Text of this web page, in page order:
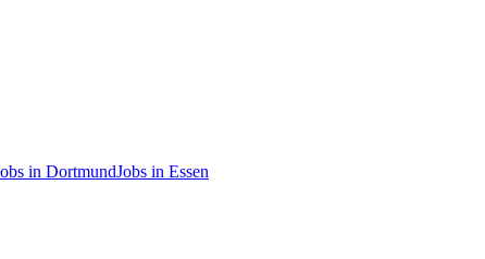
in DortmundJobs in Essen